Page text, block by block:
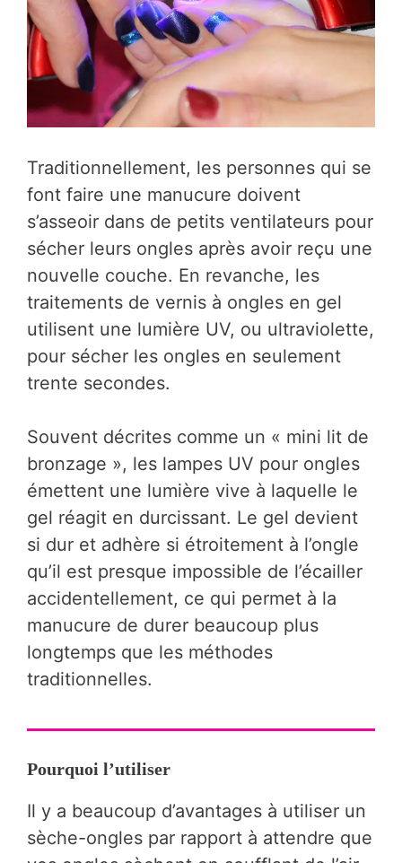
Traditionnellement, les personnes qui se
font faire une manucure doivent
s’asseoir dans de petits ventilateurs pour
sécher leurs ongles après avoir reçu une
nouvelle couche. En revanche, les
traitements de vernis à ongles en gel
utilisent une lumière UV, ou ultraviolette,
pour sécher les ongles en seulement
trente secondes.
Souvent décrites comme un « mini lit de
bronzage », les lampes UV pour ongles
émettent une lumière vive à laquelle le
gel réagit en durcissant. Le gel devient
si dur et adhère si étroitement à l’ongle
qu’il est presque impossible de l’écailler
accidentellement, ce qui permet à la
manucure de durer beaucoup plus
longtemps que les méthodes
traditionnelles.
Pourquoi l’utiliser
Il y a beaucoup d’avantages à utiliser un
sèche-ongles par rapport à attendre que